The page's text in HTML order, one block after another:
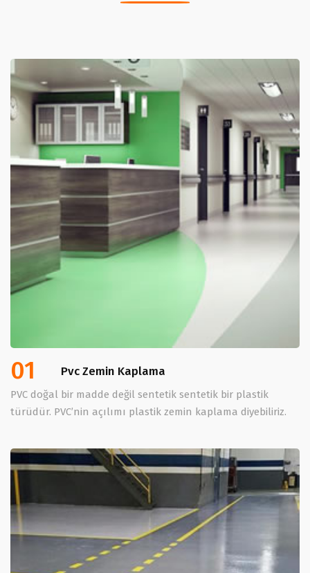
01 Pvc Zemin Kaplama
PVC doğal bir madde değil sentetik sentetik bir plastik
türüdür. PVC’nin açılımı plastik zemin kaplama diyebiliriz.